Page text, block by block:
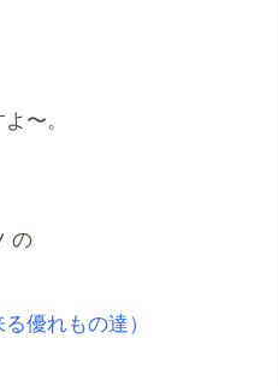
〜。
の
優れもの達）